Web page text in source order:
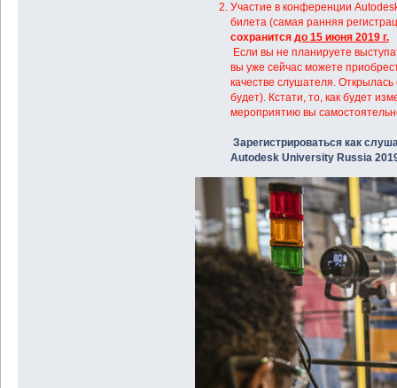
Участие в конференции
билета (самая ранняя
сохранится до 15 июня 2019 г.
Если вы не планируете
вы уже сейчас можете
качестве слушателя.
будет). Кстати, то, как будет
мероприятию вы
Зарегистрироваться как
Autodesk University Russia